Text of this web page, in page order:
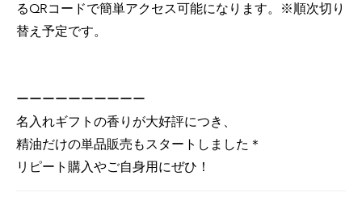
るQRコードで簡単アクセス可能になります。※順次切り
替え予定です。
ーーーーーーーーーー
名入れギフトの香りが大好評につき、
精油だけの単品販売もスタートしました＊
リピート購入やご自身用にぜひ！